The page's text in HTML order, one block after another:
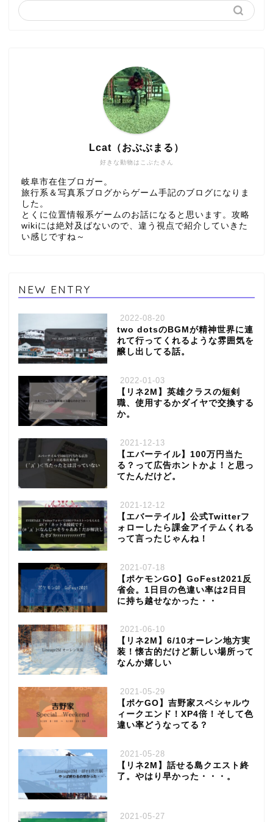
好きな動物はこぶたさん
Lcat（おぶぶまる）
岐阜市在住ブロガー。
旅行系＆写真系ブログからゲーム手記のブログになりま
した。
とくに位置情報系ゲームのお話になると思います。攻略
wikiには絶対及ばないので、違う視点で紹介していきた
い感じですね～
NEW ENTRY
2022-08-20
two dotsのBGMが精神世界に連
れて行ってくれるような雰囲気を
醸し出してる話。
2022-01-03
【リネ2M】英雄クラスの短剣
職、使用するかダイヤで交換する
か。
2021-12-13
【エバーテイル】100万円当た
る？って広告ホントかよ！と思っ
てたんだけど。
2021-12-12
【エバーテイル】公式Twitterフ
ォローしたら課金アイテムくれる
って言ったじゃんね！
2021-07-18
【ポケモンGO】GoFest2021反
省会。1日目の色違い率は2日目
に持ち越せなかった・・
2021-06-10
【リネ2M】6/10オーレン地方実
装！懐古的だけど新しい場所って
なんか嬉しい
2021-05-29
【ポケGO】吉野家スペシャルウ
ィークエンド！XP4倍！そして色
違い率どうなってる？
2021-05-28
【リネ2M】話せる島クエスト終
了。やはり早かった・・・。
2021-05-27